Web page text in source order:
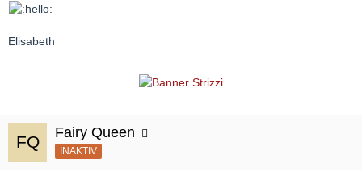
Elisabeth
Fairy Queen
INAKTIV